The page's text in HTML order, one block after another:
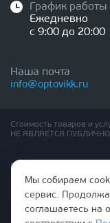
График работы
Ежедневно
с 9:00 до 20:00
Наша почта
info@optovikk.ru
Стоимость товаров и
НЕ ЯВЛЯЕТСЯ
Правила эксплутации
Политика обработки
Согласие на обработку
Мы собираем
сервис.
соглашаетесь на